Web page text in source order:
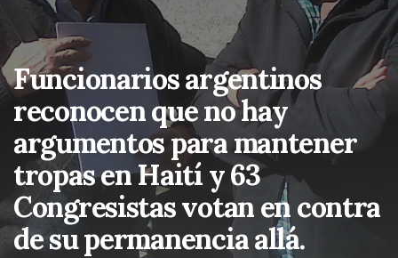
Funcionarios argentinos
reconocen que no hay
argumentos para mantener
tropas en Haití y 63
Congresistas votan en contra
de su permanencia allá.